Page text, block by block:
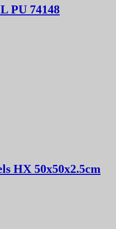
PU 74148
HX 50x50x2.5cm